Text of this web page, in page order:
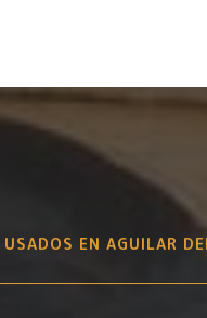
EN AGUILAR